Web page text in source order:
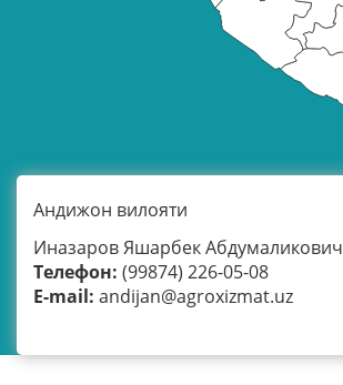
Андижон вилояти
Иназаров Яшарбек Абдумаликович
Телефон: (99874) 226-05-08
E-mail: andijan@agroxizmat.uz